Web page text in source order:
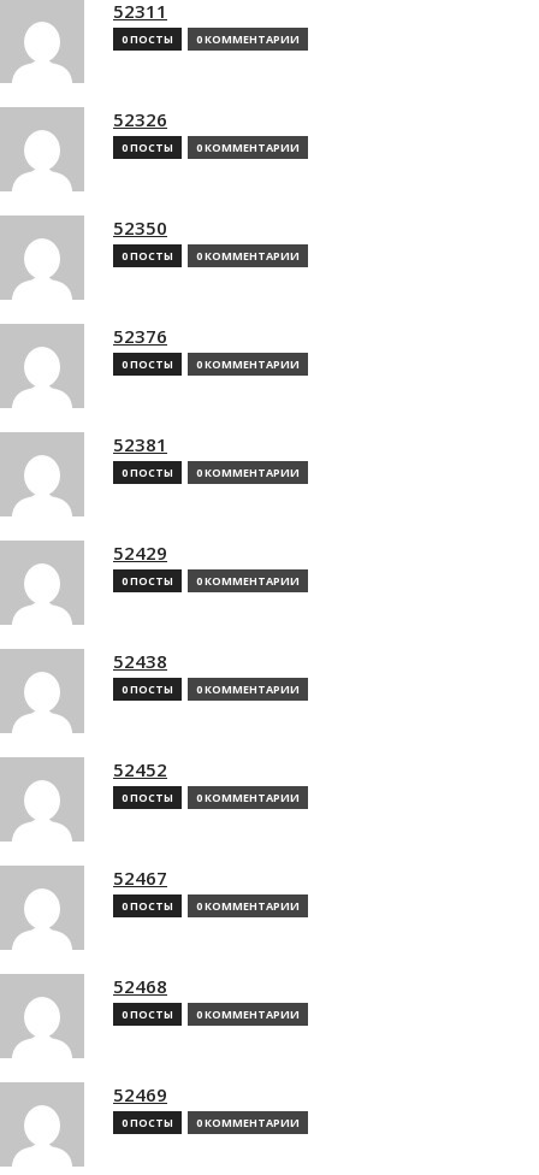
52311
0 ПОСТЫ 0 КОММЕНТАРИИ
52326
0 ПОСТЫ 0 КОММЕНТАРИИ
52350
0 ПОСТЫ 0 КОММЕНТАРИИ
52376
0 ПОСТЫ 0 КОММЕНТАРИИ
52381
0 ПОСТЫ 0 КОММЕНТАРИИ
52429
0 ПОСТЫ 0 КОММЕНТАРИИ
52438
0 ПОСТЫ 0 КОММЕНТАРИИ
52452
0 ПОСТЫ 0 КОММЕНТАРИИ
52467
0 ПОСТЫ 0 КОММЕНТАРИИ
52468
0 ПОСТЫ 0 КОММЕНТАРИИ
52469
0 ПОСТЫ 0 КОММЕНТАРИИ